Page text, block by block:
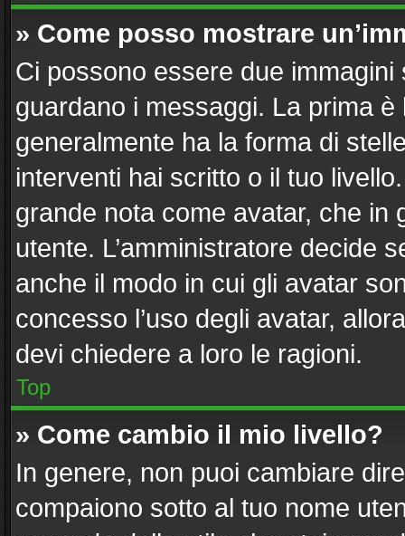
» Come posso mostrare
Ci possono essere due
guardano i messaggi. La prima
generalmente ha la forma di
interventi hai scritto o il tuo
grande nota come avatar, che in
utente. L’amministratore decide
anche il modo in cui gli avatar
concesso l’uso degli avatar,
devi chiedere a loro le ragioni.
Top
» Come cambio il mio livello?
In genere, non puoi cambiare
compaiono sotto al tuo nome